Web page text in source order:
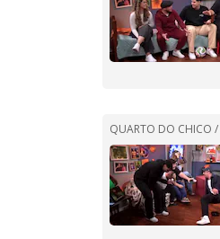
QUARTO DO CHICO /